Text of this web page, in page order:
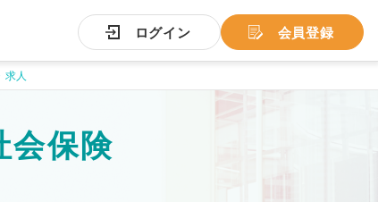
ログイン 会員登録
求人
会保険